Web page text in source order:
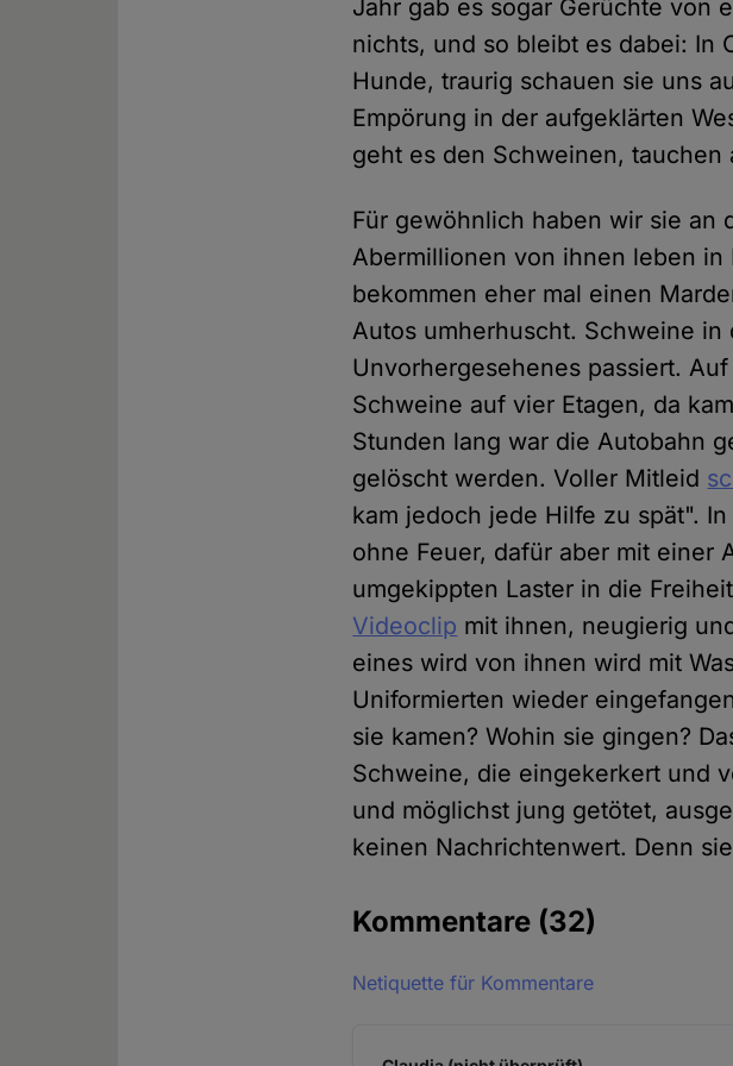
Jahr gab es sogar Gerüchte von
nichts, und so bleibt es dabei: In
Hunde, traurig schauen sie uns
Empörung in der aufgeklärten
geht es den Schweinen,
Für gewöhnlich haben wir sie an
Abermillionen von ihnen leben
bekommen eher mal einen
Autos umherhuscht. Schweine
Unvorhergesehenes passiert.
Schweine auf vier Etagen, da
Stunden lang war die Autobahn
gelöscht werden. Voller Mitleid
kam jedoch jede Hilfe zu spät".
ohne Feuer, dafür aber mit einer
umgekippten Laster in die
Videoclip mit ihnen, neugierig
eines wird von ihnen wird mit
Uniformierten wieder
sie kamen? Wohin sie gingen?
Schweine, die eingekerkert und
und möglichst jung getötet,
keinen Nachrichtenwert. Denn
Kommentare (32)
Netiquette für Kommentare